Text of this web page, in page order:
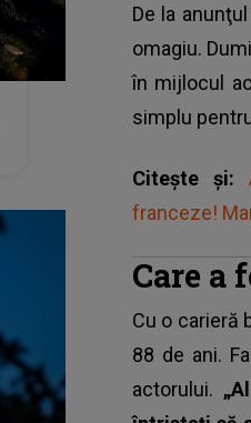
De la
omagiu.
în mijlocul
simplu
Citește și:
franceze!
Care a
Cu o carieră
88 de ani.
actorului.